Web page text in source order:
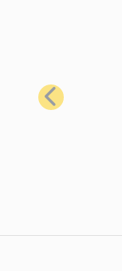
Sebelumnya